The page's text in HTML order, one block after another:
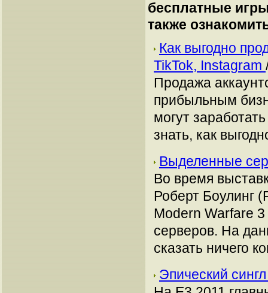
бесплатные
также
Как выгодно
TikTok, Instagram
Продажа
прибыльным
могут
знать, как
Выделенные
Во время
Роберт Боулинг
Modern Warfare
серверов. На
сказать ничего
Эпический